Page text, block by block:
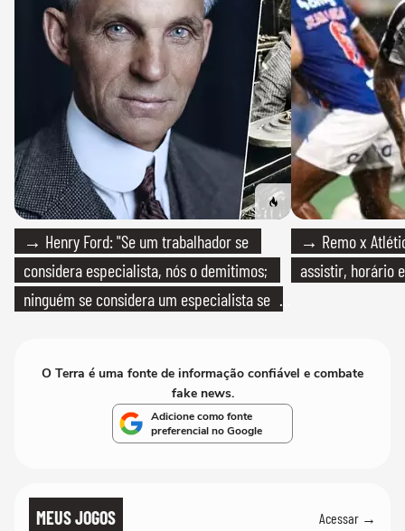
→ Henry Ford: "Se um trabalhador se
considera especialista, nós o demitimos;
ninguém se considera um especialista se
→ Remo x
assistir, horário
O Terra é uma fonte de informação confiável e combate
fake news.
Adicione como fonte
preferencial no Google
MEUS JOGOS Acessar →